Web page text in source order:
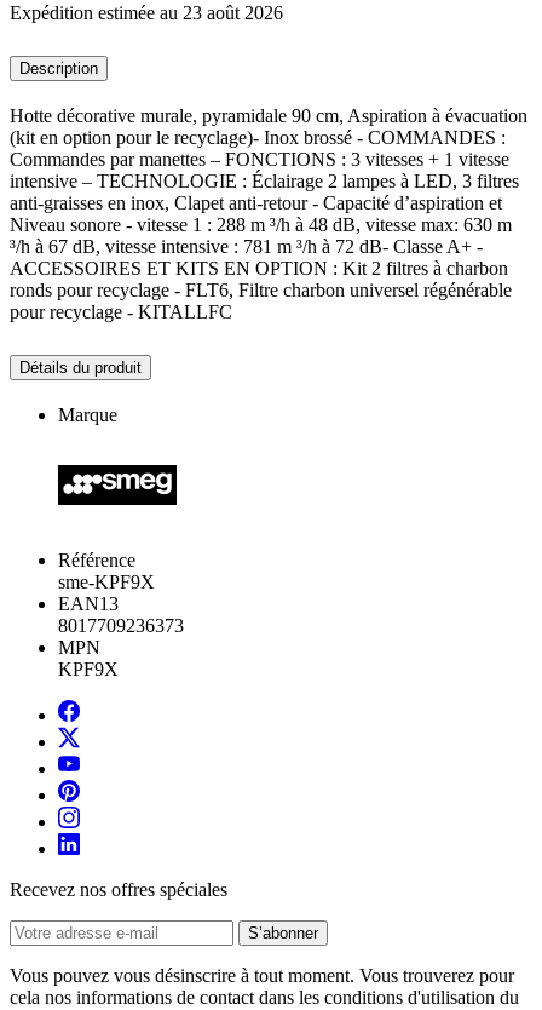
Expédition estimée au 23 août 2026
Description
Hotte décorative murale, pyramidale 90 cm, Aspiration à évacuation
(kit en option pour le recyclage)- Inox brossé - COMMANDES :
Commandes par manettes – FONCTIONS : 3 vitesses + 1 vitesse
intensive – TECHNOLOGIE : Éclairage 2 lampes à LED, 3 filtres
anti-graisses en inox, Clapet anti-retour - Capacité d’aspiration et
Niveau sonore - vitesse 1 : 288 m ³/h à 48 dB, vitesse max: 630 m
³/h à 67 dB, vitesse intensive : 781 m ³/h à 72 dB- Classe A+ -
ACCESSOIRES ET KITS EN OPTION : Kit 2 filtres à charbon
ronds pour recyclage - FLT6, Filtre charbon universel régénérable
pour recyclage - KITALLFC
Détails du produit
Marque
Référence
sme-KPF9X
EAN13
8017709236373
MPN
KPF9X
Recevez nos offres spéciales
Vous pouvez vous désinscrire à tout moment. Vous trouverez pour
cela nos informations de contact dans les conditions d'utilisation du